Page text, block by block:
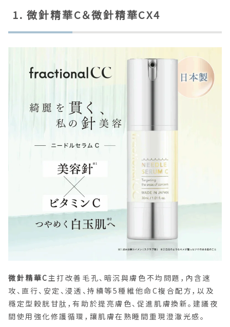
1. 微針精華C＆微針精華CX4
微針精華C主打改善毛孔、暗沉與膚色不均問題，內含速
攻、直行、安定、浸透、持續等5種維他命C複合配方，以及
穩定型穀胱甘肽，有助於提亮膚色、促進肌膚換新。建議夜
間使用強化修護循環，讓肌膚在熟睡間重現澄澈光感。